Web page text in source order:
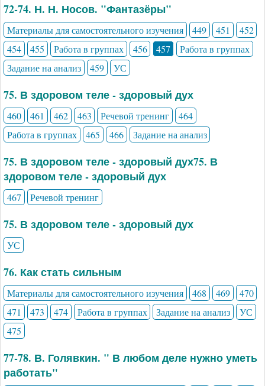
72-74. Н. Н. Носов. "Фантазёры"
Материалы для самостоятельного изучения 449 451
452
454
455 Работа в группах 456 457
Работа в группах
Задание на анализ
459 УС
75. В здоровом теле - здоровый дух
460 461 462 463 Речевой тренинг
464
Работа в группах
465 466 Задание на анализ
75. В здоровом теле - здоровый дух75. В
здоровом теле - здоровый дух
467 Речевой тренинг
75. В здоровом теле - здоровый дух
УС
76. Как стать сильным
Материалы для самостоятельного изучения 468 469
470
471
473 474 Работа в группах Задание на анализ
УС
475
77-78. В. Голявкин. " В любом деле нужно уметь
работать"